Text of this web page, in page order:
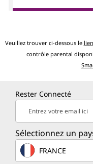
Veuillez trouver ci-dessous le lien
contrôle parental
Rester Connecté
Entrez votre email ici
Sélectionnez un
FRANCE